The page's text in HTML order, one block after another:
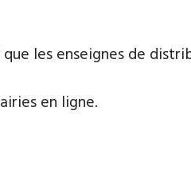
les enseignes de
en ligne.